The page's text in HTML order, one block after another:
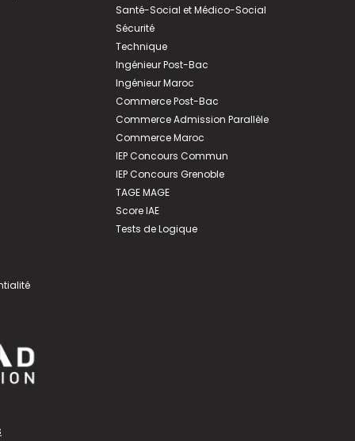
Santé-Social et Médico-Social
Sécurité
Technique
Ingénieur Post-Bac
Ingénieur Maroc
Commerce Post-Bac
Commerce Admission Parallèle
Commerce Maroc
IEP Concours Commun
IEP Concours Grenoble
TAGE MAGE
Score IAE
Tests de Logique